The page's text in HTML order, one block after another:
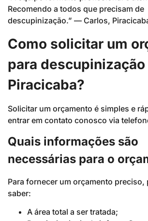
Recomendo a todos que precisam de
descupinização.” — Carlos,
Como solicitar um
para descupinização
Piracicaba?
Solicitar um orçamento é simples e
entrar em contato conosco via
Quais informações são
necessárias para o
Para fornecer um orçamento preciso,
saber:
A área total a ser tratada;